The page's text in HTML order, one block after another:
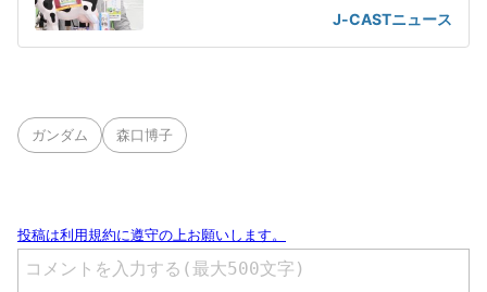
J-CASTニュース
ガンダム 森口博子